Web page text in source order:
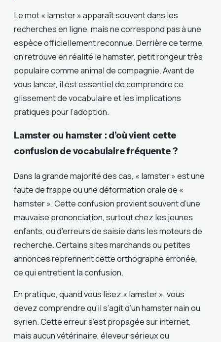
Le mot « lamster » apparaît souvent dans les
recherches en ligne, mais ne correspond pas à une
espèce officiellement reconnue. Derrière ce terme,
on retrouve en réalité le hamster, petit rongeur très
populaire comme animal de compagnie. Avant de
vous lancer, il est essentiel de comprendre ce
glissement de vocabulaire et les implications
pratiques pour l’adoption.
Lamster ou hamster : d’où vient cette
confusion de vocabulaire fréquente ?
Dans la grande majorité des cas, « lamster » est une
faute de frappe ou une déformation orale de «
hamster ». Cette confusion provient souvent d’une
mauvaise prononciation, surtout chez les jeunes
enfants, ou d’erreurs de saisie dans les moteurs de
recherche. Certains sites marchands ou petites
annonces reprennent cette orthographe erronée,
ce qui entretient la confusion.
En pratique, quand vous lisez « lamster », vous
devez comprendre qu’il s’agit d’un hamster nain ou
syrien. Cette erreur s’est propagée sur internet,
mais aucun vétérinaire, éleveur sérieux ou